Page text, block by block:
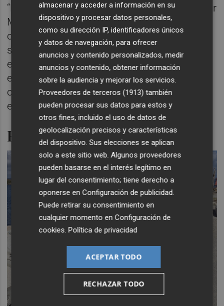
“El objetivo no es restringir el disfrute del Mar
Menor, sino hacerlo compatible con la
conservación de sus valores naturales”,
señaló Serrano, quien añadió que “cada
embarcación que utiliza una boya regulada
evita una posible afección al fondo marino y
contribuye a preservar hábitats
especialmente sensibles”.
Reservas de hasta 24 horas
almacenar y acceder a información en su
dispositivo y procesar datos personales,
como su dirección IP, identificadores únicos
y datos de navegación, para ofrecer
anuncios y contenido personalizados, medir
anuncios y contenido, obtener información
sobre la audiencia y mejorar los servicios.
Proveedores de terceros (1913) también
pueden procesar sus datos para estos y
otros fines, incluido el uso de datos de
geolocalización precisos y características
del dispositivo. Sus elecciones se aplican
solo a este sitio web. Algunos proveedores
pueden basarse en el interés legítimo en
lugar del consentimiento; tiene derecho a
oponerse enConfiguración de publicidad.
Puede retirar su consentimiento en
cualquier momento enConfiguración de
cookies.Política de privacidad
ACEPTAR TODO
RECHAZAR TODO